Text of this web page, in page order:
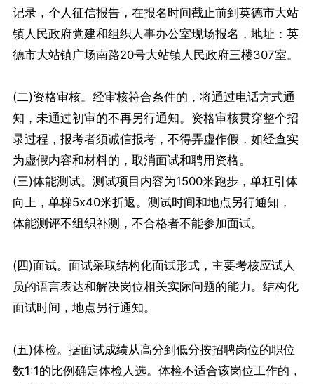
记录，个人征信报告，在报名时间截止前到英德市大站
镇人民政府党建和组织人事办公室现场报名，地址：英
德市大站镇广场南路20号大站镇人民政府三楼307室。
(二)资格审核。经审核符合条件的，将通过电话方式通
知，未通过初审的不再另行通知。资格审核贯穿整个招
录过程，报考者须诚信报考，不得弄虚作假，如经查实
为虚假内容和材料的，取消面试和聘用资格。
(三)体能测试。测试项目内容为1500米跑步，单杠引体
向上，单梯5x40米折返。测试时间和地点另行通知，
体能测评不组织补测，不合格者不能参加面试。
(四)面试。面试采取结构化面试形式，主要考核应试人
员的语言表达和解决岗位相关实际问题的能力。结构化
面试时间，地点另行通知。
(五)体检。据面试成绩从高分到低分按招聘岗位的职位
数1:1的比例确定体检人选。体检不适合该岗位工作的，